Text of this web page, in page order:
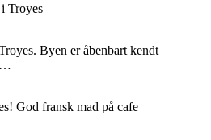
Troyes
Byen er åbenbart kendt
God fransk mad på cafe